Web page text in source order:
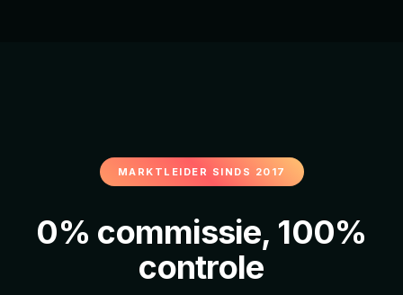
MARKTLEIDER SINDS 2017
0% commissie, 100%
controle